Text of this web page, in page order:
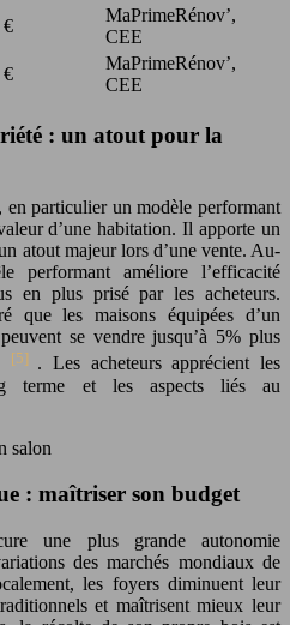
€
MaPrimeRénov’,
CEE
€
MaPrimeRénov’,
CEE
: un atout pour la
en particulier un modèle performant
d’une habitation. Il apporte un
atout majeur lors d’une vente. Au-
performant améliore l’efficacité
en plus prisé par les acheteurs.
que les maisons équipées d’un
se vendre jusqu’à 5% plus
[5] . Les acheteurs apprécient les
terme et les aspects liés au
: maîtriser son budget
une plus grande autonomie
des marchés mondiaux de
les foyers diminuent leur
et maîtrisent mieux leur